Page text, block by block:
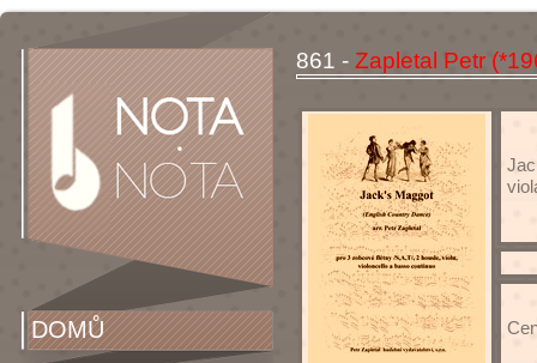
DOMŮ
861 - Zapletal Petr